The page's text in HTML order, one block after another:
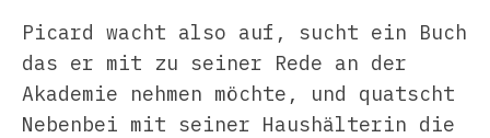
Picard wacht also auf, sucht ein Buch
das er mit zu seiner Rede an der
Akademie nehmen möchte, und quatscht
Nebenbei mit seiner Haushälterin die